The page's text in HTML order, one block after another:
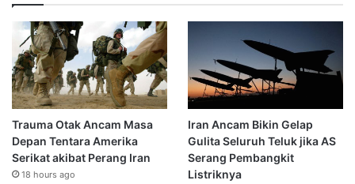
Trauma Otak Ancam Masa
Depan Tentara Amerika
Serikat akibat Perang Iran
18 hours ago
Iran Ancam Bikin Gelap
Gulita Seluruh Teluk jika AS
Serang Pembangkit
Listriknya